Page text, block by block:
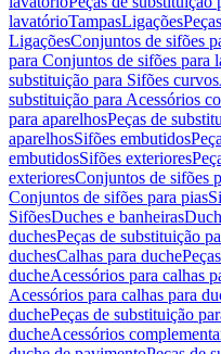
lavatórioTampasLigações
LigaçõesConjuntos de sifões
para Conjuntos de sifões para
substituição para Sifões curvos
substituição para Acessórios
para aparelhosPeças de
aparelhosSifões embutidos
embutidosSifões exteriores
exterioresConjuntos de sifões
Conjuntos de sifões para pias
SifõesDuches e banheiras
duchesPeças de substituição
duchesCalhas para duche
ducheAcessórios para calhas
Acessórios para calhas para
duchePeças de substituição
ducheAcessórios